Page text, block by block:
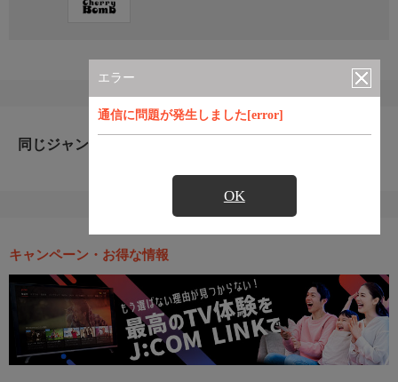
エラー
通信に問題が発生しました[error]
OK
同じジャンルのおすすめ番組
キャンペーン・お得な情報